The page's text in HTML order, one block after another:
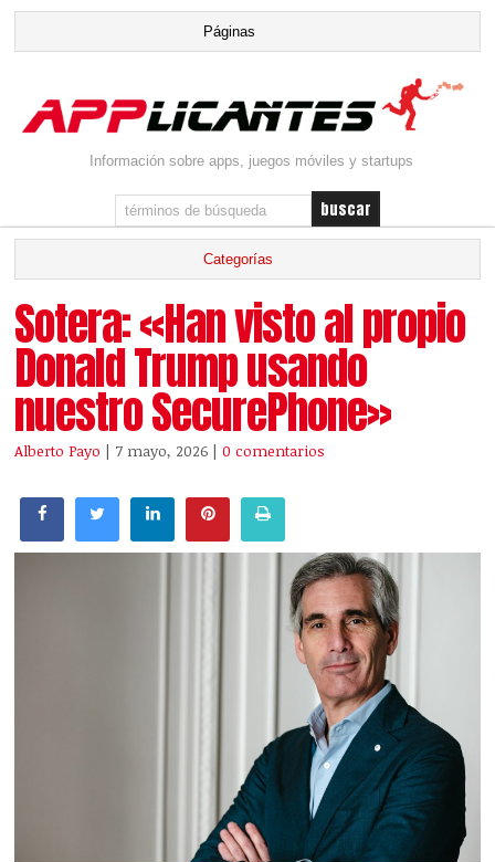
Información sobre apps, juegos móviles y startups
Sotera: «Han visto al propio
Donald Trump usando
nuestro SecurePhone»
Alberto Payo | 7 mayo, 2026 |0 comentarios